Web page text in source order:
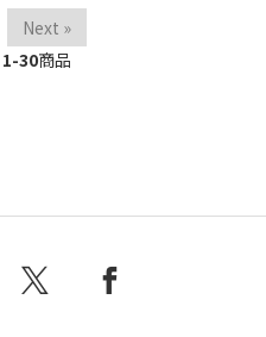
Next »
1-30商品